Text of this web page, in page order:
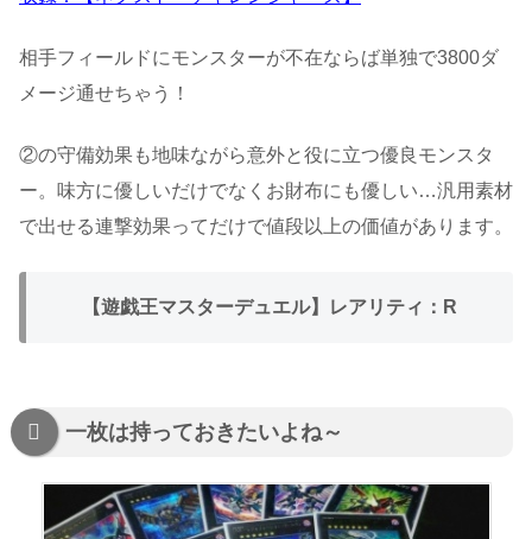
相手フィールドにモンスターが不在ならば単独で3800ダ
メージ通せちゃう！
②の守備効果も地味ながら意外と役に立つ優良モンスタ
ー。味方に優しいだけでなくお財布にも優しい…汎用素材
で出せる連撃効果ってだけで値段以上の価値があります。
【遊戯王マスターデュエル】レアリティ：R
一枚は持っておきたいよね～